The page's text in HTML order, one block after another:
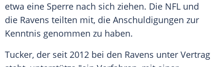
etwa eine Sperre nach sich ziehen. Die NFL und
die Ravens teilten mit, die Anschuldigungen zur
Kenntnis genommen zu haben.
Tucker, der seit 2012 bei den Ravens unter Vertrag